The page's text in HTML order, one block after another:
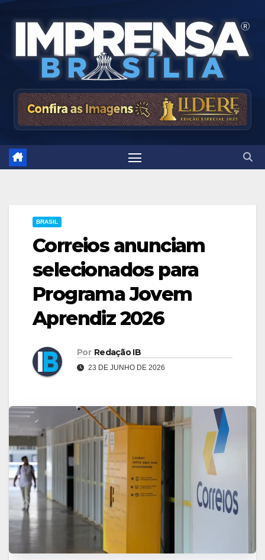
BRASIL
Correios anunciam
selecionados para
Programa Jovem
Aprendiz 2026
Por Redação IB
23 DE JUNHO DE 2026